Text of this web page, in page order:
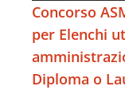
Concorso
per Elenchi
Diploma o